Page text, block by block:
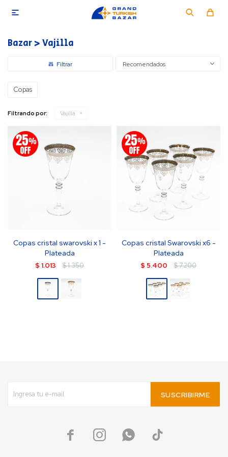

Bazar > Vajilla
Recomendados
Copas
Filtrando por: Vajilla
Copas cristal swarovski x 1 -
Plateada
$ 1.013 $1.350
Copas cristal Swarovski x6 -
Plateada
$ 5.400 $7.200
SUSCRIBIRME
   